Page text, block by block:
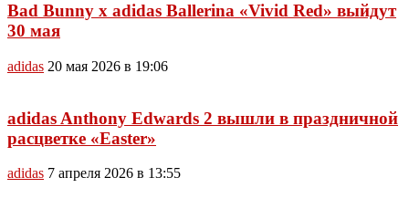
Bad Bunny x adidas Ballerina «Vivid Red» выйдут
30 мая
adidas 20 мая 2026 в 19:06
adidas Anthony Edwards 2 вышли в праздничной
расцветке «Easter»
adidas 7 апреля 2026 в 13:55